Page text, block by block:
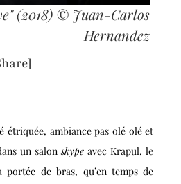
(2018) © Juan-Carlos
Hernandez
étriquée, ambiance pas olé olé et
un salonskype avec Krapul, le
de bras, qu’en temps de